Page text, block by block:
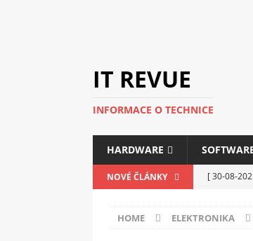
IT REVUE
INFORMACE O TECHNICE
HARDWARE
NOVÉ ČLÁNKY [ 30-08-
[ 14-05-
HOME ELEKTRONIKA